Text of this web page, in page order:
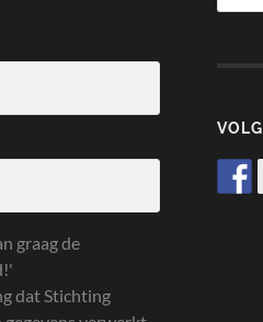
graag de
dat Stichting